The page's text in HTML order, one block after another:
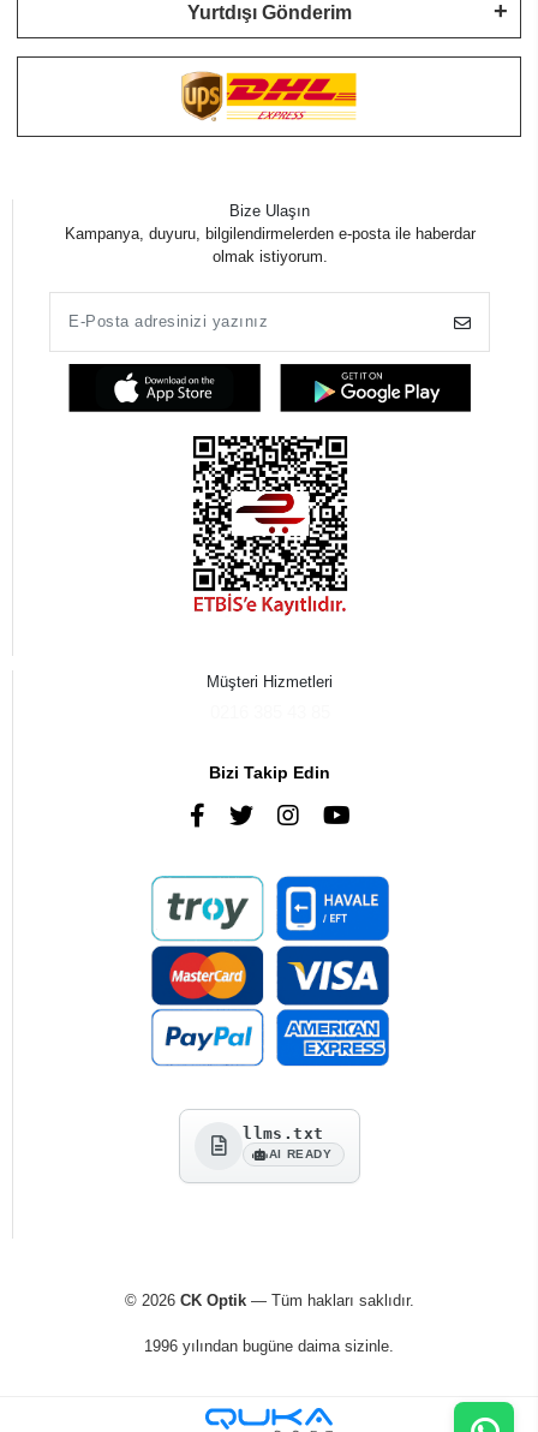
Yurtdışı Gönderim
Bize Ulaşın
Kampanya, duyuru, bilgilendirmelerden e-posta ile haberdar
olmak istiyorum.
Müşteri Hizmetleri
Bizi Takip Edin
llms.txt
AI READY
© 2026 CK Optik— Tüm hakları saklıdır.
1996 yılından bugüne daima sizinle.